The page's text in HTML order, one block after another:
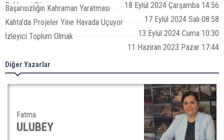
Bekleyişi Sürüyor
18 Eylül 2024 Çarşamba 14:56
Başarısızlığın Kahraman Yaratması
17 Eylül 2024 Salı 08:58
Kahta’da Projeler Yine Havada Uçuyor
13 Eylül 2024 Cuma 10:30
İzleyici Toplum Olmak
11 Haziran 2023 Pazar 17:44
Diğer Yazarlar
Fatma
ULUBEY